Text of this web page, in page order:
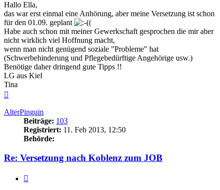
Hallo Ella,
das war erst einmal eine Anhörung, aber meine Versetzung ist schon
für den 01.09. geplant
(
Habe auch schon mit meiner Gewerkschaft gesprochen die mir aber
nicht wirklich viel Hoffnung macht,
wenn man nicht genügend soziale "Probleme" hat
(Schwerbehinderung und Pflegebedürftige Angehörige usw.)
Benötige daher dringend gute Tipps !!
LG aus Kiel
Tina
AlterPinguin
Beiträge: 103
Registriert: 11. Feb 2013, 12:50
Behörde:
Re: Versetzung nach Koblenz zum JOB